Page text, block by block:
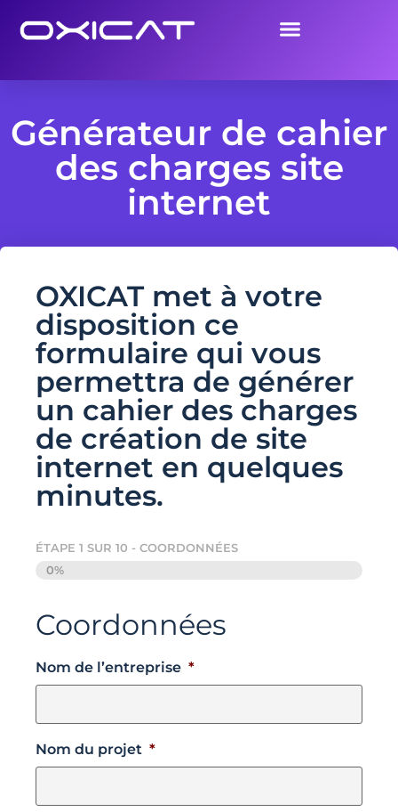
Générateur de cahier
des charges site
internet
OXICAT met à votre
disposition ce
formulaire qui vous
permettra de générer
un cahier des charges
de création de site
internet en quelques
minutes.
ÉTAPE 1 SUR 10 - COORDONNÉES
0%
Coordonnées
Nom de l’entreprise *
Nom du projet *